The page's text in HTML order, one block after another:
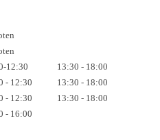
12:30
13:30 - 18:00
- 12:30
13:30 - 18:00
- 12:30
13:30 - 18:00
- 16:00